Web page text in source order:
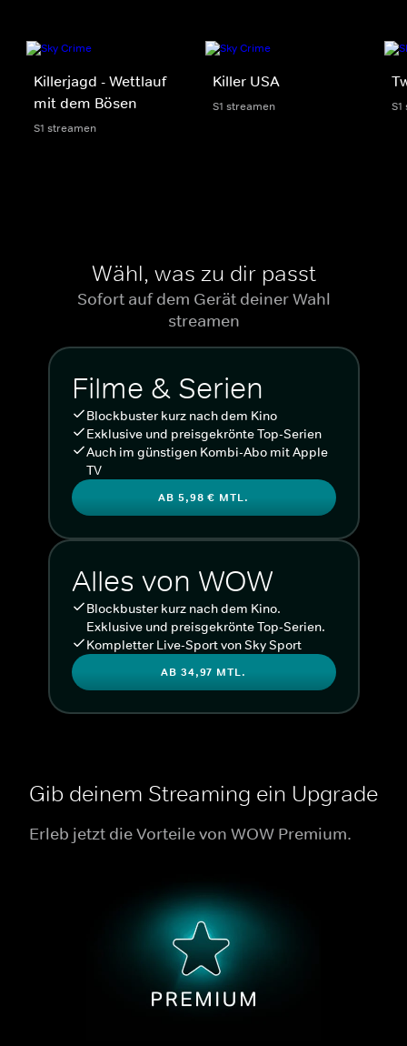
Killerjagd - Wettlauf
mit dem Bösen
S1 streamen
Killer USA
S1 streamen
Wähl, was zu dir passt
Sofort auf dem Gerät deiner Wahl
streamen
Filme & Serien
Blockbuster kurz nach dem Kino
Exklusive und preisgekrönte Top-Serien
Auch im günstigen Kombi-Abo mit Apple
TV
AB 5,98 € MTL.
Alles von WOW
Blockbuster kurz nach dem Kino.
Exklusive und preisgekrönte Top-Serien.
Kompletter Live-Sport von Sky Sport
AB 34,97 MTL.
Gib deinem Streaming ein Upgrade
Erleb jetzt die Vorteile von WOW Premium.